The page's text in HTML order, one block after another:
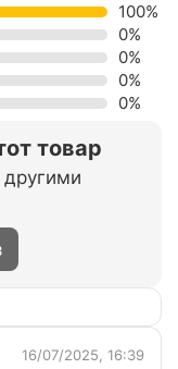
товар
100%
0%
0%
0%
0%
16/07/2025, 16:39